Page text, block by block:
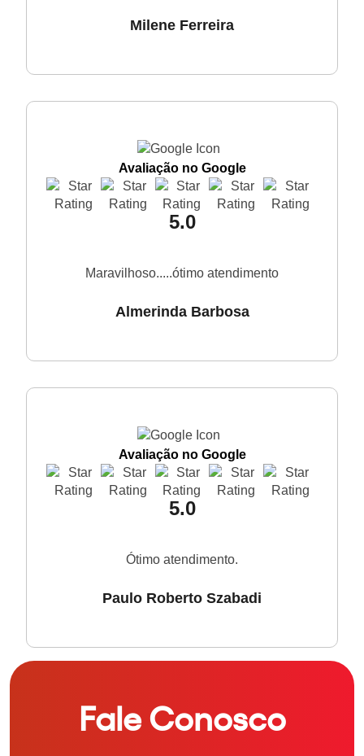
Milene Ferreira
Avaliação no Google
5.0
Maravilhoso.....ótimo atendimento
Almerinda Barbosa
Avaliação no Google
5.0
Ótimo atendimento.
Paulo Roberto Szabadi
Fale Conosco